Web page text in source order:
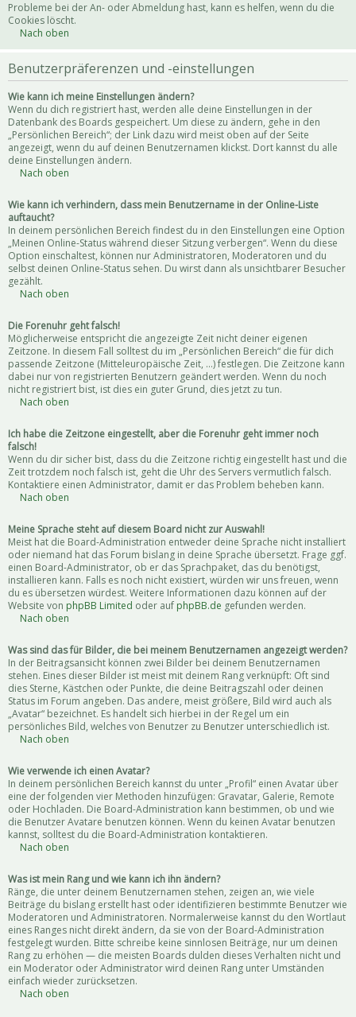
Probleme bei der An- oder Abmeldung hast, kann es helfen, wenn du die
Cookies löscht.
Nach oben
Benutzerpräferenzen und -einstellungen
Wie kann ich meine Einstellungen ändern?
Wenn du dich registriert hast, werden alle deine Einstellungen in der
Datenbank des Boards gespeichert. Um diese zu ändern, gehe in den
„Persönlichen Bereich“; der Link dazu wird meist oben auf der Seite
angezeigt, wenn du auf deinen Benutzernamen klickst. Dort kannst du alle
deine Einstellungen ändern.
Nach oben
Wie kann ich verhindern, dass mein Benutzername in der Online-Liste
auftaucht?
In deinem persönlichen Bereich findest du in den Einstellungen eine Option
„Meinen Online-Status während dieser Sitzung verbergen“. Wenn du diese
Option einschaltest, können nur Administratoren, Moderatoren und du
selbst deinen Online-Status sehen. Du wirst dann als unsichtbarer Besucher
gezählt.
Nach oben
Die Forenuhr geht falsch!
Möglicherweise entspricht die angezeigte Zeit nicht deiner eigenen
Zeitzone. In diesem Fall solltest du im „Persönlichen Bereich“ die für dich
passende Zeitzone (Mitteleuropäische Zeit, ...) festlegen. Die Zeitzone kann
dabei nur von registrierten Benutzern geändert werden. Wenn du noch
nicht registriert bist, ist dies ein guter Grund, dies jetzt zu tun.
Nach oben
Ich habe die Zeitzone eingestellt, aber die Forenuhr geht immer noch
falsch!
Wenn du dir sicher bist, dass du die Zeitzone richtig eingestellt hast und die
Zeit trotzdem noch falsch ist, geht die Uhr des Servers vermutlich falsch.
Kontaktiere einen Administrator, damit er das Problem beheben kann.
Nach oben
Meine Sprache steht auf diesem Board nicht zur Auswahl!
Meist hat die Board-Administration entweder deine Sprache nicht installiert
oder niemand hat das Forum bislang in deine Sprache übersetzt. Frage ggf.
einen Board-Administrator, ob er das Sprachpaket, das du benötigst,
installieren kann. Falls es noch nicht existiert, würden wir uns freuen, wenn
du es übersetzen würdest. Weitere Informationen dazu können auf der
Website von phpBB Limited oder auf phpBB.de gefunden werden.
Nach oben
Was sind das für Bilder, die bei meinem Benutzernamen angezeigt werden?
In der Beitragsansicht können zwei Bilder bei deinem Benutzernamen
stehen. Eines dieser Bilder ist meist mit deinem Rang verknüpft: Oft sind
dies Sterne, Kästchen oder Punkte, die deine Beitragszahl oder deinen
Status im Forum angeben. Das andere, meist größere, Bild wird auch als
„Avatar“ bezeichnet. Es handelt sich hierbei in der Regel um ein
persönliches Bild, welches von Benutzer zu Benutzer unterschiedlich ist.
Nach oben
Wie verwende ich einen Avatar?
In deinem persönlichen Bereich kannst du unter „Profil“ einen Avatar über
eine der folgenden vier Methoden hinzufügen: Gravatar, Galerie, Remote
oder Hochladen. Die Board-Administration kann bestimmen, ob und wie
die Benutzer Avatare benutzen können. Wenn du keinen Avatar benutzen
kannst, solltest du die Board-Administration kontaktieren.
Nach oben
Was ist mein Rang und wie kann ich ihn ändern?
Ränge, die unter deinem Benutzernamen stehen, zeigen an, wie viele
Beiträge du bislang erstellt hast oder identifizieren bestimmte Benutzer wie
Moderatoren und Administratoren. Normalerweise kannst du den Wortlaut
eines Ranges nicht direkt ändern, da sie von der Board-Administration
festgelegt wurden. Bitte schreibe keine sinnlosen Beiträge, nur um deinen
Rang zu erhöhen — die meisten Boards dulden dieses Verhalten nicht und
ein Moderator oder Administrator wird deinen Rang unter Umständen
einfach wieder zurücksetzen.
Nach oben